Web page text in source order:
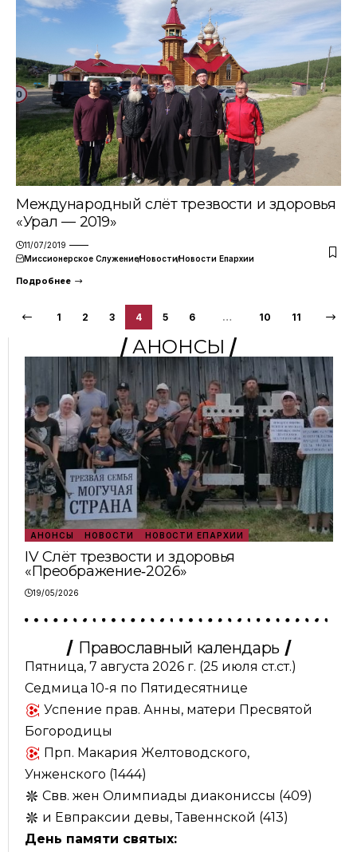
Международный слёт трезвости и здоровья
«Урал — 2019»
11/07/2019
Миссионерское СлужениеНовостиНовости Епархии
Подробнее
1 2 3 4 5 6 … 10 11
АНОНСЫ
АНОНСЫ НОВОСТИ НОВОСТИ ЕПАРХИИ
IV Слёт трезвости и здоровья
«Преображение‑2026»
19/05/2026
Православный календарь
Пятница, 7 августа 2026 г. (25 июля ст.ст.)
Седмица 10-я по Пятидесятнице
Успение прав. Анны, матери Пресвятой
Богородицы
Прп. Макария Желтоводского,
Унженского (1444)
Свв. жен Олимпиады диакониссы (409)
и Евпраксии девы, Тавеннской (413)
День памяти святых: